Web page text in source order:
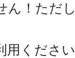
ん！ただ
用くださ